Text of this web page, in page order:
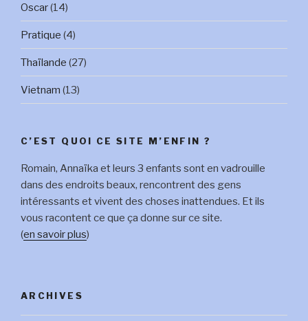
Oscar(14)
Pratique (4)
Thaïlande (27)
Vietnam (13)
C’EST QUOI CE SITE M’ENFIN ?
Romain, Annaïka et leurs 3 enfants sont en vadrouille
dans des endroits beaux, rencontrent des gens
intéressants et vivent des choses inattendues. Et ils
vous racontent ce que ça donne sur ce site.
(en savoir plus)
ARCHIVES